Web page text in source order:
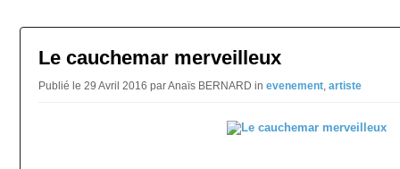
Le cauchemar merveilleux
Publié le 29 Avril 2016 par Anaïs BERNARD in evenement, artiste